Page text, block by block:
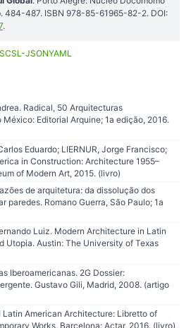
484-487. ISBN 978-85-61965-82-2. DOI:
.
CSL-JSONYAML
Radical, 50 Arquitecturas
Editorial Arquine; 1a edição, 2016.
Eduardo; LIERNUR, Jorge Francisco;
in Construction: Architecture 1955–
of Modern Art, 2015. (livro)
de arquitetura: da dissolução dos
paredes. Romano Guerra, São Paulo; 1a
Luiz. Modern Architecture in Latin
Utopia. Austin: The University of Texas
Iberoamericanas. 2G Dossier:
Gustavo Gili, Madrid, 2008. (artigo
Latin American Architecture: Libretto of
Works. Barcelona: Actar, 2016. (livro)